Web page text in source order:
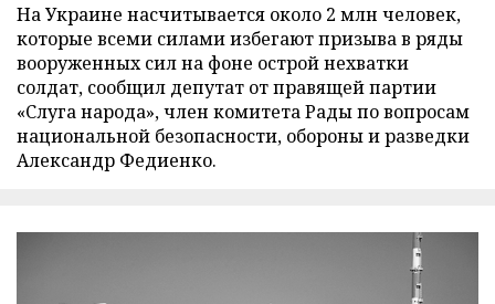
На Украине насчитывается около 2 млн человек,
которые всеми силами избегают призыва в ряды
вооруженных сил на фоне острой нехватки
солдат, сообщил депутат от правящей партии
«Слуга народа», член комитета Рады по вопросам
национальной безопасности, обороны и разведки
Александр Федиенко.